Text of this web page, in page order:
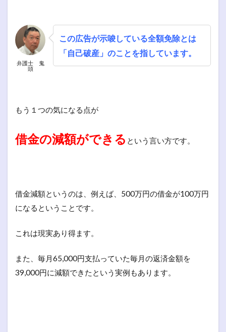
弁護士 鬼
頭
この広告が示唆している全額免除とは
「自己破産」のことを指しています。
もう１つの気になる点が
借金の減額ができる という言い方です。
借金減額というのは、例えば、500万円の借金が100万円
になるということです。
これは現実あり得ます。
また、毎月65,000円支払っていた毎月の返済金額を
39,000円に減額できたという実例もあります。